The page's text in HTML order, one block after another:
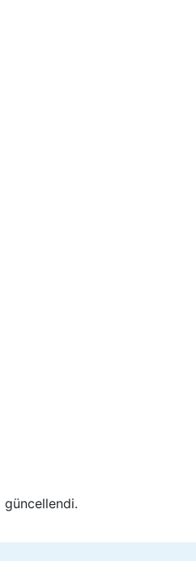
güncellendi.